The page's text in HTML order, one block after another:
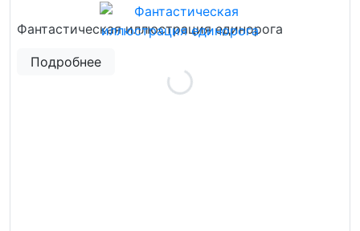
Фантастическая иллюстрация единорога
Подробнее